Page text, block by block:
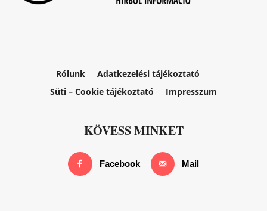
Rólunk
Adatkezelési tájékoztató
Süti – Cookie tájékoztató
Impresszum
KÖVESS MINKET
Facebook Mail